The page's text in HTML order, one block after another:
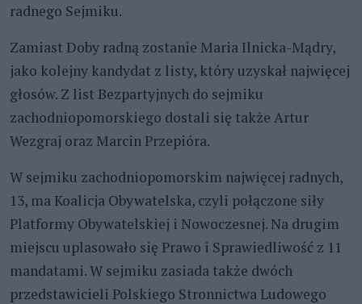
radnego Sejmiku.
Zamiast Doby radną zostanie Maria Ilnicka-Mądry,
jako kolejny kandydat z listy, który uzyskał najwięcej
głosów. Z list Bezpartyjnych do sejmiku
zachodniopomorskiego dostali się także Artur
Wezgraj oraz Marcin Przepióra.
W sejmiku zachodniopomorskim najwięcej radnych,
13, ma Koalicja Obywatelska, czyli połączone siły
Platformy Obywatelskiej i Nowoczesnej. Na drugim
miejscu uplasowało się Prawo i Sprawiedliwość z 11
mandatami. W sejmiku zasiada także dwóch
przedstawicieli Polskiego Stronnictwa Ludowego